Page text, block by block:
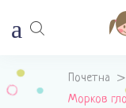
Почетна >
Морков